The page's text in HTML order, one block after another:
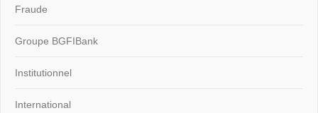
Fraude
Groupe BGFIBank
Institutionnel
International